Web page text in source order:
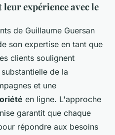
expérience avec le
de Guillaume Guersan
son expertise en tant que
clients soulignent
de la
et une
en ligne. L'approche
garantit que chaque
répondre aux besoins